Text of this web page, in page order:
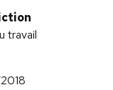
travail